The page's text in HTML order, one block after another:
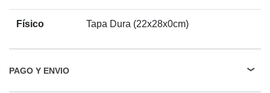
Físico Tapa Dura (22x28x0cm)
PAGO Y ENVIO